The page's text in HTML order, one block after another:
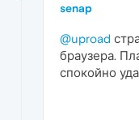
senap
@uproad
браузера.
спокойно